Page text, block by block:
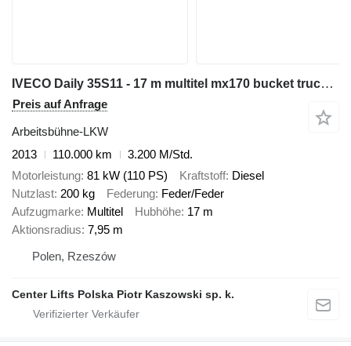
IVECO Daily 35S11 - 17 m multitel mx170 bucket truck boom lift zwyżka
Preis auf Anfrage
Arbeitsbühne-LKW
2013
110.000 km
3.200 M/Std.
Motorleistung 81 kW (110 PS) Kraftstoff Diesel
Nutzlast 200 kg Federung Feder/Feder
Aufzugmarke Multitel Hubhöhe 17 m
Aktionsradius 7,95 m
Polen, Rzeszów
Center Lifts Polska Piotr Kaszowski sp. k.